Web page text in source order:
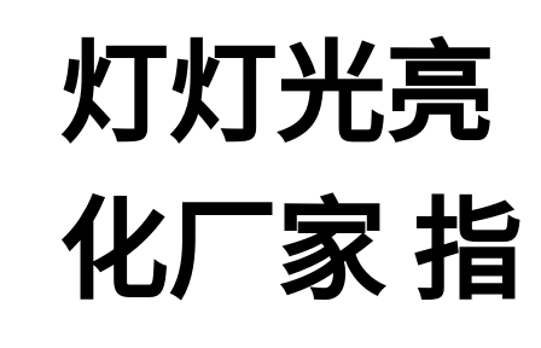
灯灯光亮
化厂家 指